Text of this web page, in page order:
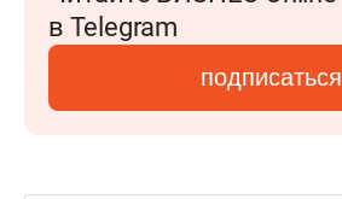
в Telegram
подписаться